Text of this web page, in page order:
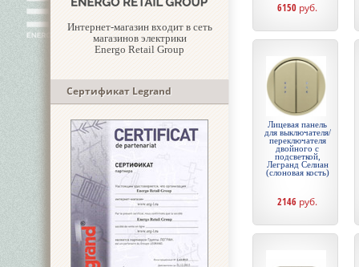
Интернет-магазин входит в сеть
магазинов электрики
Energo Retail Group
Сертификат Legrand
6150 руб.
Лицевая панель
для выключателя/
переключателя
двойного с
подсветкой,
Легранд Селиан
(слоновая кость)
2146 руб.